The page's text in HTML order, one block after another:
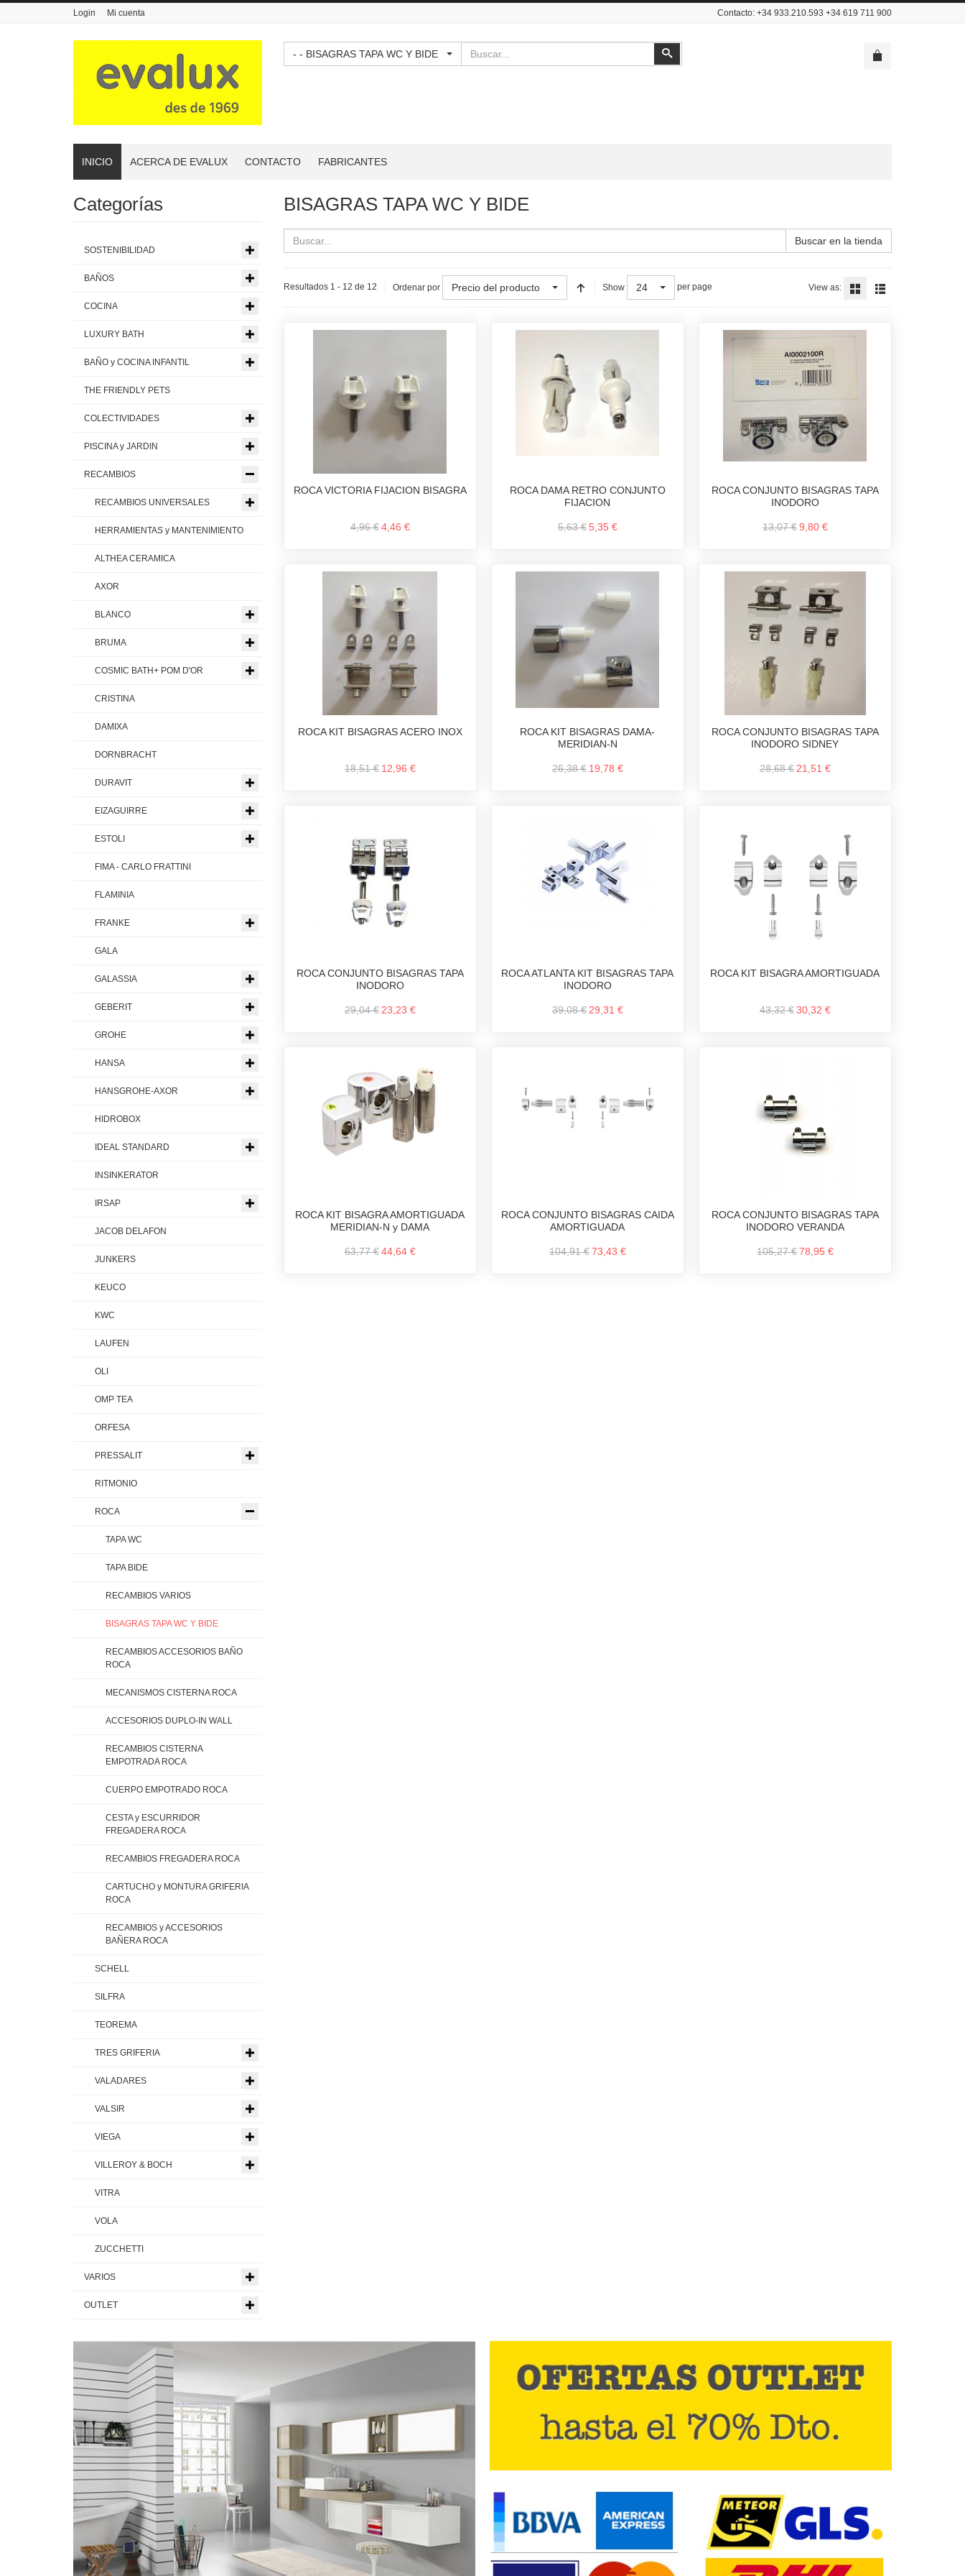
Login Mi cuenta Contacto: +34 933.210.593 +34 619 711 900
- - BISAGRAS TAPA WC Y BIDE Buscar
INICIO ACERCA DE EVALUX CONTACTO FABRICANTES
BISAGRAS TAPA WC Y BIDE
Buscar en la tienda
Resultados 1 - 12 de 12 Ordenar por Precio del producto Show 24 per page View as:
ROCA VICTORIA FIJACION BISAGRA
4,96 € 4,46 €
ROCA DAMA RETRO CONJUNTO
FIJACION
5,63 € 5,35 €
ROCA CONJUNTO BISAGRAS TAPA
INODORO
13,07 €9,80 €
ROCA KIT BISAGRAS ACERO INOX
18,51 € 12,96 €
ROCA KIT BISAGRAS DAMA-
MERIDIAN-N
26,38 € 19,78 €
ROCA CONJUNTO BISAGRAS TAPA
INODORO SIDNEY
28,68 € 21,51 €
ROCA CONJUNTO BISAGRAS TAPA
INODORO
29,04 € 23,23 €
ROCA ATLANTA KIT BISAGRAS TAPA
INODORO
39,08 € 29,31 €
ROCA KIT BISAGRA AMORTIGUADA
43,32 €30,32 €
ROCA KIT BISAGRA AMORTIGUADA
MERIDIAN-N y DAMA
63,77 € 44,64 €
ROCA CONJUNTO BISAGRAS CAIDA
AMORTIGUADA
104,91 € 73,43 €
ROCA CONJUNTO BISAGRAS TAPA
INODORO VERANDA
105,27 €78,95 €
Categorías
SOSTENIBILIDAD
BAÑOS
COCINA
LUXURY BATH
BAÑO y COCINA INFANTIL
THE FRIENDLY PETS
COLECTIVIDADES
PISCINA y JARDIN
RECAMBIOS
RECAMBIOS UNIVERSALES
HERRAMIENTAS y MANTENIMIENTO
ALTHEA CERAMICA
AXOR
BLANCO
BRUMA
COSMIC BATH+ POM D'OR
CRISTINA
DAMIXA
DORNBRACHT
DURAVIT
EIZAGUIRRE
ESTOLI
FIMA - CARLO FRATTINI
FLAMINIA
FRANKE
GALA
GALASSIA
GEBERIT
GROHE
HANSA
HANSGROHE-AXOR
HIDROBOX
IDEAL STANDARD
INSINKERATOR
IRSAP
JACOB DELAFON
JUNKERS
KEUCO
KWC
LAUFEN
OLI
OMP TEA
ORFESA
PRESSALIT
RITMONIO
ROCA
TAPA WC
TAPA BIDE
RECAMBIOS VARIOS
BISAGRAS TAPA WC Y BIDE
RECAMBIOS ACCESORIOS BAÑO
ROCA
MECANISMOS CISTERNA ROCA
ACCESORIOS DUPLO-IN WALL
RECAMBIOS CISTERNA
EMPOTRADA ROCA
CUERPO EMPOTRADO ROCA
CESTA y ESCURRIDOR
FREGADERA ROCA
RECAMBIOS FREGADERA ROCA
CARTUCHO y MONTURA GRIFERIA
ROCA
RECAMBIOS y ACCESORIOS
BAÑERA ROCA
SCHELL
SILFRA
TEOREMA
TRES GRIFERIA
VALADARES
VALSIR
VIEGA
VILLEROY & BOCH
VITRA
VOLA
ZUCCHETTI
VARIOS
OUTLET